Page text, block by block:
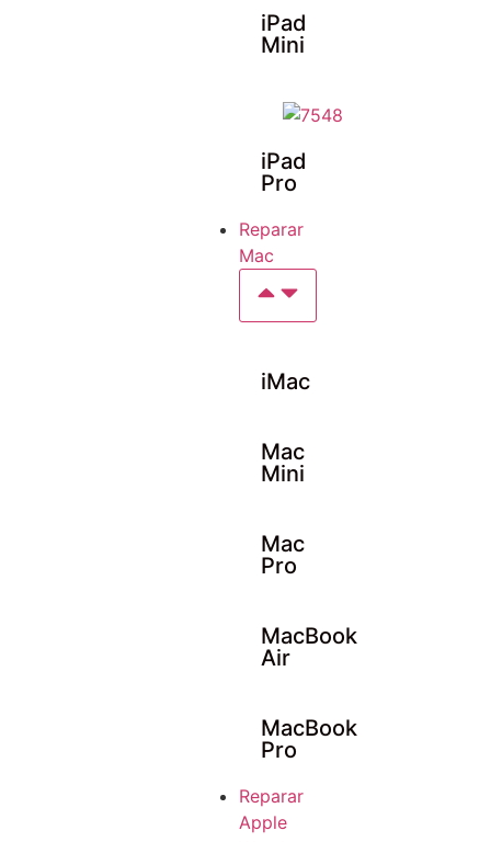
iPad
Mini
iPad
Pro
Reparar
Mac
iMac
Mac
Mini
Mac
Pro
MacBook
Air
MacBook
Pro
Reparar
Apple